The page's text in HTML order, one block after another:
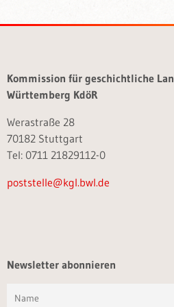
Kommission für geschichtliche
Württemberg KdöR
Werastraße 28
70182 Stuttgart
Tel: 0711 21829112-0
poststelle@kgl.bwl.de
Newsletter abonnieren